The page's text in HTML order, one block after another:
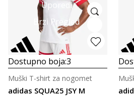
Uporedi
Brzi Pregled
Dostupno boja:3
adidas SQUA25 JSY M
Muški T-shirt za nogomet